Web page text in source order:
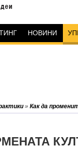
НОВИНИ
» Как да